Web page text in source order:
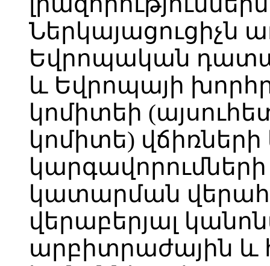
Ներկայացուցիչն
Եվրոպական
և Եվրոպայի
կոմիտեի
կոմիտե)
կատարման
վերաբերյալ
արբիտրաժային և